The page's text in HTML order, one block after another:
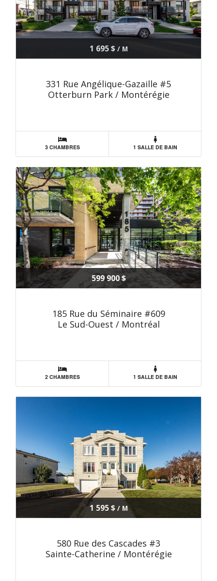
1 695 $/ M
331 Rue Angélique-Gazaille #5
Otterburn Park / Montérégie
3 CHAMBRES 1 SALLE DE BAIN
599 900 $
185 Rue du Séminaire #609
Le Sud-Ouest / Montréal
2 CHAMBRES 1 SALLE DE BAIN
1 595 $/ M
580 Rue des Cascades #3
Sainte-Catherine / Montérégie